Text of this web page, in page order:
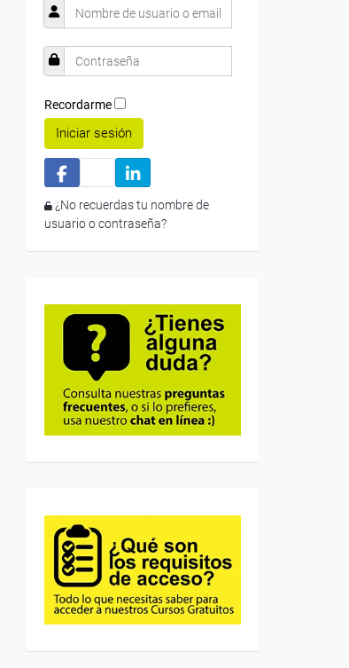
Recordarme
Iniciar sesión
¿No recuerdas tu nombre de
usuario o contraseña?